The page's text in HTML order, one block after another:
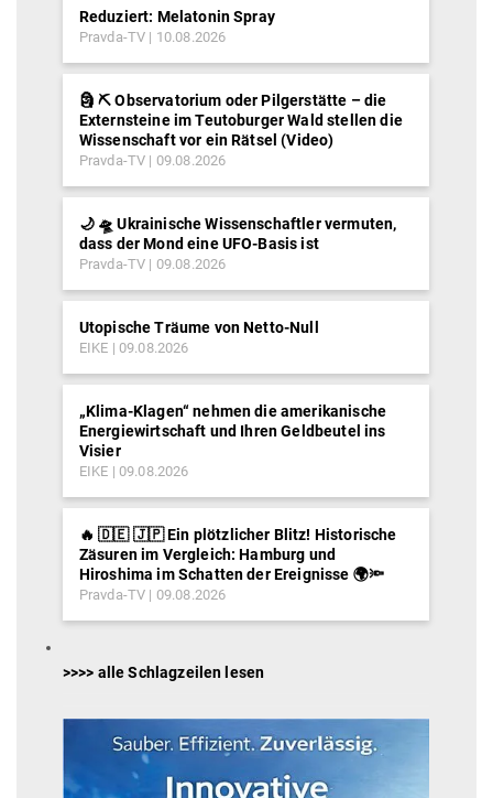
Reduziert: Melatonin Spray
Pravda-TV 10.08.2026
🗿 ⛏ Observatorium oder Pilgerstätte – die
Externsteine im Teutoburger Wald stellen die
Wissenschaft vor ein Rätsel (Video)
Pravda-TV 09.08.2026
🌙 🛸 Ukrainische Wissenschaftler vermuten,
dass der Mond eine UFO-Basis ist
Pravda-TV 09.08.2026
Utopische Träume von Netto-Null
EIKE 09.08.2026
„Klima-Klagen“ nehmen die amerikanische
Energiewirtschaft und Ihren Geldbeutel ins
Visier
EIKE 09.08.2026
🔥 🇩🇪 🇯🇵 Ein plötzlicher Blitz! Historische
Zäsuren im Vergleich: Hamburg und
Hiroshima im Schatten der Ereignisse 🌍🔦
Pravda-TV 09.08.2026
>>>> alle Schlagzeilen lesen